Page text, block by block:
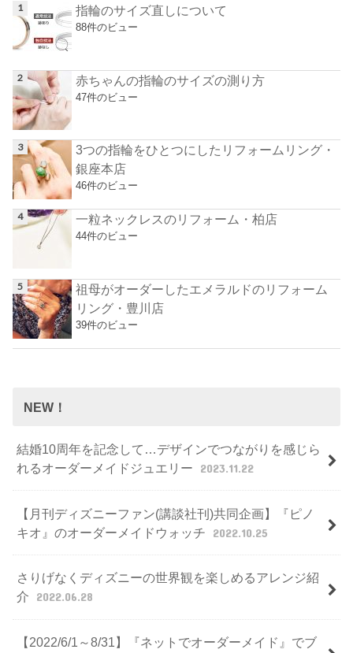
指輪のサイズ直しについて
88件のビュー
赤ちゃんの指輪のサイズの測り方
47件のビュー
3つの指輪をひとつにしたリフォームリング・
銀座本店
46件のビュー
一粒ネックレスのリフォーム・柏店
44件のビュー
祖母がオーダーしたエメラルドのリフォーム
リング・豊川店
39件のビュー
NEW！
結婚10周年を記念して…デザインでつながりを感じら
れるオーダーメイドジュエリー
2023.11.22
【月刊ディズニーファン(講談社刊)共同企画】『ピノ
キオ』のオーダーメイドウォッチ
2022.10.25
さりげなくディズニーの世界観を楽しめるアレンジ紹
介
2022.06.28
【2022/6/1～8/31】『ネットでオーダーメイド』でブ